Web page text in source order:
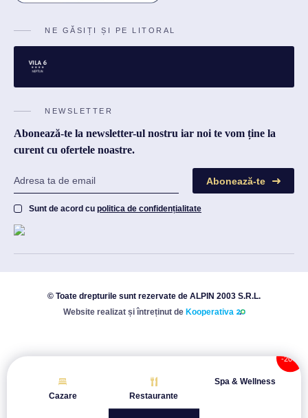
NE GĂSIȚI ȘI PE LITORAL
NEWSLETTER
Abonează-te la newsletter-ul nostru iar noi te vom ține la
curent cu ofertele noastre.
Abonează-te
Sunt de acord cu politica de confidențialitate
© Toate drepturile sunt rezervate de ALPIN 2003 S.R.L.
Website realizat și întreținut de Kooperativa
Cazare Restaurante
Spa & Wellness